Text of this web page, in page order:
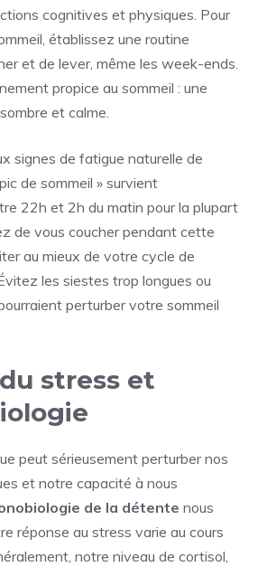
cognitives et physiques. Pour
établissez une routine
et de lever, même les week-ends.
propice au sommeil : une
et calme.
signes de fatigue naturelle de
de sommeil » survient
22h et 2h du matin pour la plupart
de vous coucher pendant cette
au mieux de votre cycle de
les siestes trop longues ou
perturber votre sommeil
stress et
peut sérieusement perturber nos
et notre capacité à nous
de la détente nous
réponse au stress varie au cours
notre niveau de cortisol,